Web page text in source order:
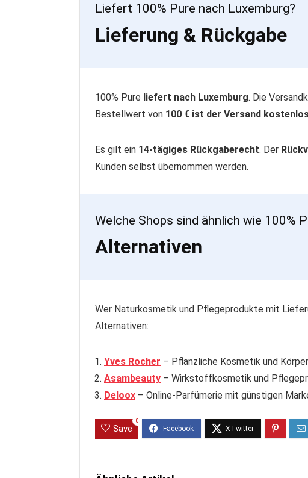
Liefert 100% Pure nach Luxemburg?
Lieferung & Rückgabe
100% Pure liefert nach Luxemburg. Die
Bestellwert von 100 € ist der Versand
Es gilt ein 14-tägiges Rückgaberecht. Der
Kunden selbst übernommen werden.
Welche Shops sind ähnlich wie 100%
Alternativen
Wer Naturkosmetik und Pflegeprodukte mit
Alternativen:
Yves Rocher – Pflanzliche Kosmetik und
Asambeauty – Wirkstoffkosmetik und
Deloox – Online-Parfümerie mit günstigen
Save
0